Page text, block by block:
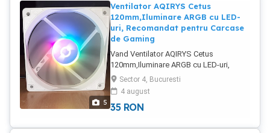
5
Ventilator AQIRYS Cetus
120mm,Iluminare ARGB cu LED-
uri, Recomandat pentru Carcase
de Gaming
Vand Ventilator AQIRYS Cetus
120mm,Iluminare ARGB cu LED-uri,
Recomandat pentru Carcase de
Gaming, Functionare foarte Silențioasa ,
120 x 120 x 25mm.Pret 35 Lei.Nu trimit în
țară.
Sector 4, Bucuresti
4 august
35 RON